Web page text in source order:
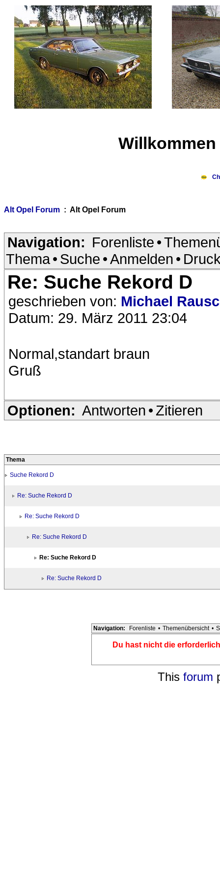
Alt Opel Forum : Alt Opel Forum
Navigation: Forenliste •
Thema• Suche •Anmelden •
Re: Suche Rekord D
geschrieben von: Michael
Datum: 29. März 2011 23:04
Normal,standart braun
Gruß
Optionen: Antworten • Zitieren
Thema
Suche Rekord D
Re: Suche Rekord D
Re: Suche Rekord D
Re: Suche Rekord D
Re: Suche Rekord D
Re: Suche Rekord D
Navigation: Forenliste • Themenübersicht •
Du hast nicht die
This forum